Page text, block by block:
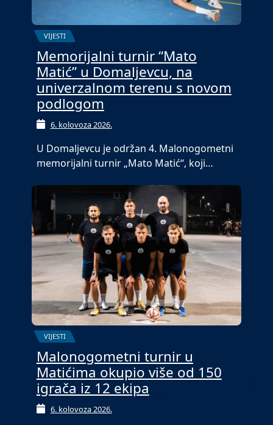
VIJESTI
Memorijalni turnir “Mato
Matić” u Domaljevcu, na
univerzalnom terenu s novom
podlogom
6. kolovoza 2026.
U Domaljevcu je održan 4. Malonogometni
memorijalni turnir „Mato Matić“, koji…
VIJESTI
Malonogometni turnir u
Matićima okupio više od 150
igrača iz 12 ekipa
6. kolovoza 2026.